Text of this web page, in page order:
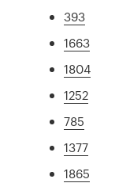
393
1663
1804
1252
785
1377
1865